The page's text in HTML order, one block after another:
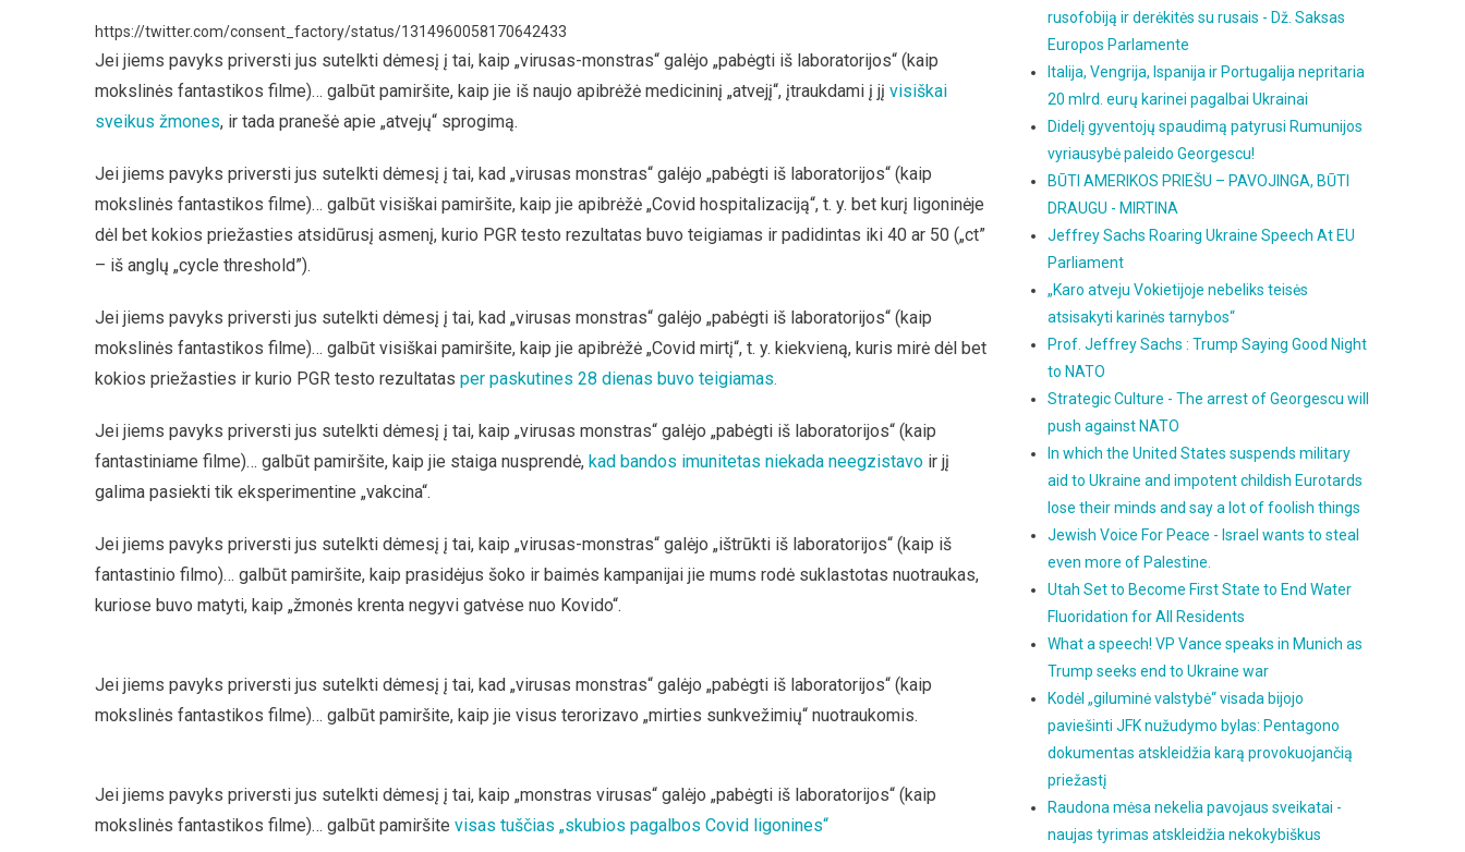
https://twitter.com/consent_factory/status/1314960058170642433
Jei jiems pavyks priversti jus sutelkti dėmesį į tai, kaip „virusas-monstras“ galėjo „pabėgti iš laboratorijos“ (kaip
mokslinės fantastikos filme)… galbūt pamiršite, kaip jie iš naujo apibrėžė medicininį „atvejį“, įtraukdami į jį visiškai
sveikus žmones, ir tada pranešė apie „atvejų“ sprogimą.
Jei jiems pavyks priversti jus sutelkti dėmesį į tai, kad „virusas monstras“ galėjo „pabėgti iš laboratorijos“ (kaip
mokslinės fantastikos filme)… galbūt visiškai pamiršite, kaip jie apibrėžė „Covid hospitalizaciją“, t. y. bet kurį ligoninėje
dėl bet kokios priežasties atsidūrusį asmenį, kurio PGR testo rezultatas buvo teigiamas ir padidintas iki 40 ar 50 („ct”
– iš anglų „cycle threshold”).
Jei jiems pavyks priversti jus sutelkti dėmesį į tai, kad „virusas monstras“ galėjo „pabėgti iš laboratorijos“ (kaip
mokslinės fantastikos filme)… galbūt visiškai pamiršite, kaip jie apibrėžė „Covid mirtį“, t. y. kiekvieną, kuris mirė dėl bet
kokios priežasties ir kurio PGR testo rezultatas per paskutines 28 dienas buvo teigiamas.
Jei jiems pavyks priversti jus sutelkti dėmesį į tai, kaip „virusas monstras“ galėjo „pabėgti iš laboratorijos“ (kaip
fantastiniame filme)… galbūt pamiršite, kaip jie staiga nusprendė, kad bandos imunitetas niekada neegzistavo ir jį
galima pasiekti tik eksperimentine „vakcina“.
Jei jiems pavyks priversti jus sutelkti dėmesį į tai, kaip „virusas-monstras“ galėjo „ištrūkti iš laboratorijos“ (kaip iš
fantastinio filmo)… galbūt pamiršite, kaip prasidėjus šoko ir baimės kampanijai jie mums rodė suklastotas nuotraukas,
kuriose buvo matyti, kaip „žmonės krenta negyvi gatvėse nuo Kovido“.
Jei jiems pavyks priversti jus sutelkti dėmesį į tai, kad „virusas monstras“ galėjo „pabėgti iš laboratorijos“ (kaip
mokslinės fantastikos filme)… galbūt pamiršite, kaip jie visus terorizavo „mirties sunkvežimių“ nuotraukomis.
Jei jiems pavyks priversti jus sutelkti dėmesį į tai, kaip „monstras virusas“ galėjo „pabėgti iš laboratorijos“ (kaip
mokslinės fantastikos filme)… galbūt pamiršite visas tuščias „skubios pagalbos Covid ligonines“
rusofobiją ir derėkitės su rusais - Dž. Saksas
Europos Parlamente
Italija, Vengrija, Ispanija ir Portugalija nepritaria
20 mlrd. eurų karinei pagalbai Ukrainai
Didelį gyventojų spaudimą patyrusi Rumunijos
vyriausybė paleido Georgescu!
BŪTI AMERIKOS PRIEŠU – PAVOJINGA, BŪTI
DRAUGU - MIRTINA
Jeffrey Sachs Roaring Ukraine Speech At EU
Parliament
„Karo atveju Vokietijoje nebeliks teisės
atsisakyti karinės tarnybos“
Prof. Jeffrey Sachs : Trump Saying Good Night
to NATO
Strategic Culture - The arrest of Georgescu will
push against NATO
In which the United States suspends military
aid to Ukraine and impotent childish Eurotards
lose their minds and say a lot of foolish things
Jewish Voice For Peace - Israel wants to steal
even more of Palestine.
Utah Set to Become First State to End Water
Fluoridation for All Residents
What a speech! VP Vance speaks in Munich as
Trump seeks end to Ukraine war
Kodėl „giluminė valstybė“ visada bijojo
paviešinti JFK nužudymo bylas: Pentagono
dokumentas atskleidžia karą provokuojančią
priežastį
Raudona mėsa nekelia pavojaus sveikatai -
naujas tyrimas atskleidžia nekokybiškus